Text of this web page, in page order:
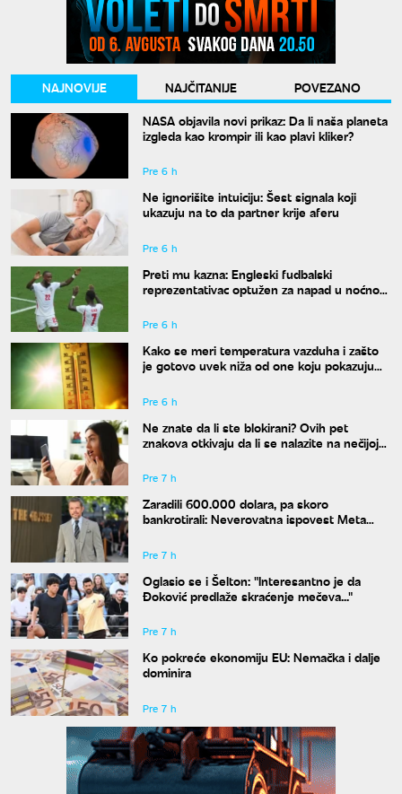
NAJNOVIJE NAJČITANIJE
POVEZANO
NASA objavila novi prikaz: Da li naša planeta
izgleda kao krompir ili kao plavi kliker?
Pre 6 h
Ne ignorišite intuiciju: Šest signala koji
ukazuju na to da partner krije aferu
Pre 6 h
Preti mu kazna: Engleski fudbalski
reprezentativac optužen za napad u noćnom
Pre 6 h
Kako se meri temperatura vazduha i zašto
je gotovo uvek niža od one koju pokazuju
Pre 6 h
Ne znate da li ste blokirani? Ovih pet
znakova otkivaju da li se nalazite na nečijoj
Pre 7 h
Zaradili 600.000 dolara, pa skoro
bankrotirali: Neverovatna ispovest Meta
Pre 7 h
Oglasio se i Šelton: "Interesantno je da
Đoković predlaže skraćenje mečeva..."
Pre 7 h
Ko pokreće ekonomiju EU: Nemačka i dalje
dominira
Pre 7 h